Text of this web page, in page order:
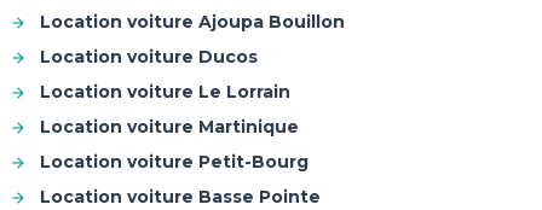
Location voiture Ajoupa Bouillon
Location voiture Ducos
Location voiture Le Lorrain
Location voiture Martinique
Location voiture Petit-Bourg
Location voiture Basse Pointe